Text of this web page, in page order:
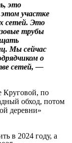
это
участке
сетей. Это
трубы
Мы сейчас
о
сетей, —
Круговой, по
обход, потом
деревни»
в 2024 году, а